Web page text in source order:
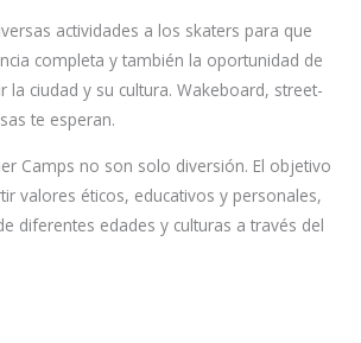
actividades a los skaters para que
completa y también la oportunidad de
la ciudad y su cultura. Wakeboard, street-
te esperan.
Camps no son solo diversión. El objetivo
valores éticos, educativos y personales,
diferentes edades y culturas a través del